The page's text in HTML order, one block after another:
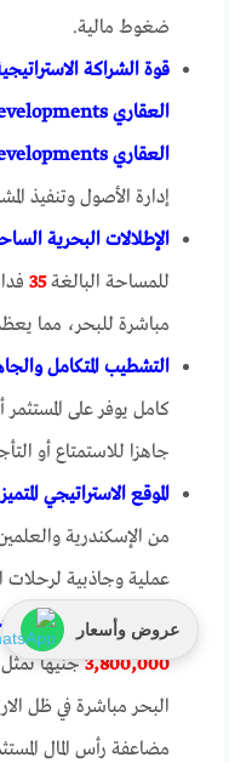
ضغوط مالية.
قوة الشراكة
العقاري Toledo Developments
العقاري Apache Developments
إدارة الأصول وتنفيذ
الإطلالات البحرية
للمساحة البالغة35
مباشرة للبحر، مما
التشطيب المتكامل
كامل يوفر على المستثمر
جاهزا للاستمتاع أو
الموقع الاستراتيجي المتميز
من الإسكندرية
عملية وجاذبية لرحلات
الأسعار التنافسية
3,800,000جنيها تمثل
البحر مباشرة في ظل
مضاعفة رأس المال
عروض وأسعار